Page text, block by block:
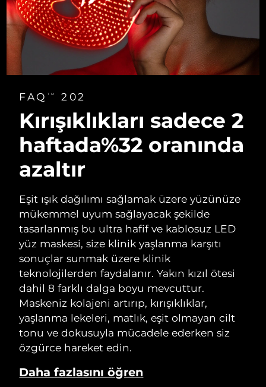
FAQ TM 202
Kırışıklıkları sadece 2
haftada%32 oranında
azaltır
Eşit ışık dağılımı sağlamak üzere yüzünüze
mükemmel uyum sağlayacak şekilde
tasarlanmış bu ultra hafif ve kablosuz LED
yüz maskesi, size klinik yaşlanma karşıtı
sonuçlar sunmak üzere klinik
teknolojilerden faydalanır. Yakın kızıl ötesi
dahil 8 farklı dalga boyu mevcuttur.
Maskeniz kolajeni artırıp, kırışıklıklar,
yaşlanma lekeleri, matlık, eşit olmayan cilt
tonu ve dokusuyla mücadele ederken siz
özgürce hareket edin.
Daha fazlasını öğren